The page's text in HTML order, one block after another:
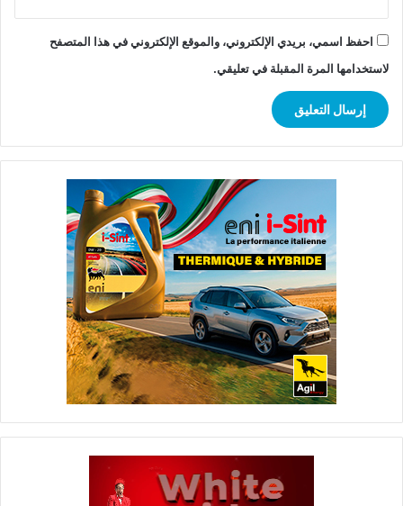
احفظ اسمي، بريدي الإلكتروني، والموقع الإلكتروني في هذا المتصفح
لاستخدامها المرة المقبلة في تعليقي.